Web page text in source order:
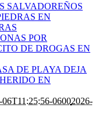
SALVADOREÑOS
EN
POR
DE DROGAS EN
DE PLAYA DEJA
EN
06T11:25:56-06002026-